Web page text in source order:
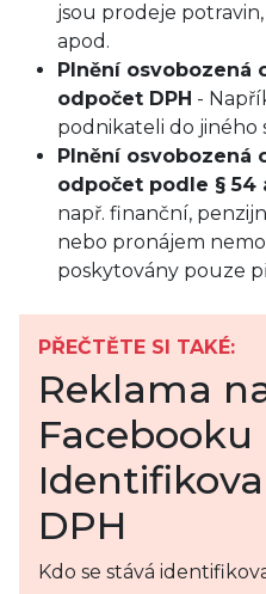
jsou prodeje
apod.
Plnění osvobozená
odpočet DPH -
podnikateli do jiného
Plnění osvobozená
odpočet podle § 54
např. finanční,
nebo pronájem
poskytovány pouze
PŘEČTĚTE SI TAKÉ:
Reklama
Facebooku
DPH
Kdo se stává